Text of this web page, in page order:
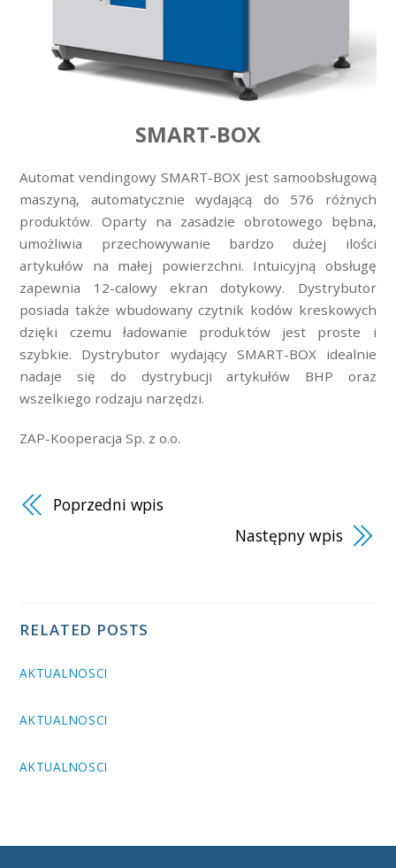
SMART-BOX
Automat vendingowy SMART-BOX jest samoobsługową
maszyną, automatycznie wydającą do 576 różnych
produktów. Oparty na zasadzie obrotowego bębna,
umożliwia przechowywanie bardzo dużej ilości
artykułów na małej powierzchni. Intuicyjną obsługę
zapewnia 12-calowy ekran dotykowy. Dystrybutor
posiada także wbudowany czytnik kodów kreskowych
dzięki czemu ładowanie produktów jest proste i
szybkie. Dystrybutor wydający SMART-BOX idealnie
nadaje się do dystrybucji artykułów BHP oraz
wszelkiego rodzaju narzędzi.
ZAP-Kooperacja Sp. z o.o.
Poprzedni wpis
Następny wpis
RELATED POSTS
AKTUALNOSCI
AKTUALNOSCI
AKTUALNOSCI